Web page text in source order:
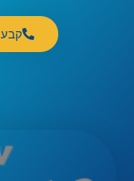
קבע 30 דק שיחת ייעוץ בחינם